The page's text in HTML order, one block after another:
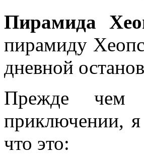
Пирамида
пирамиду
дневной
Прежде чем
приключении, я
что это: